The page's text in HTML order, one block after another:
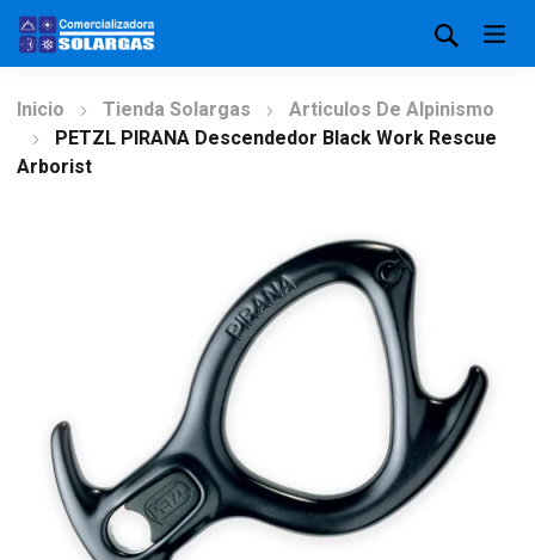
Inicio Tienda Solargas
Articulos De Alpinismo
PETZL PIRANA Descendedor Black Work Rescue
Arborist